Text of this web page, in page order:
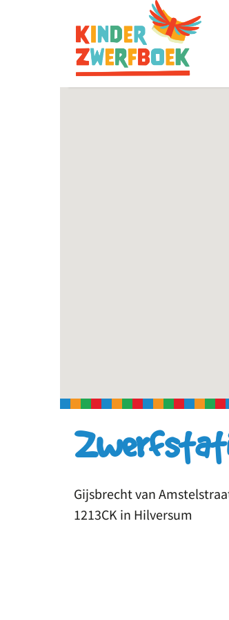
Gijsbrecht van
1213CK in Hilversum